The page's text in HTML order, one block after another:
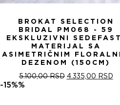
BROKAT SELECTION
BRIDAL PM068 - 59
EKSKLUZIVNI
MATERIJAL SA
ASIMETRIČNIM
DEZENOM (150CM)
5.100,00RSD ОРИГИНАЛНА
4.335,00 RSD
-15%%